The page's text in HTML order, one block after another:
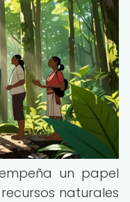
un papel
naturales